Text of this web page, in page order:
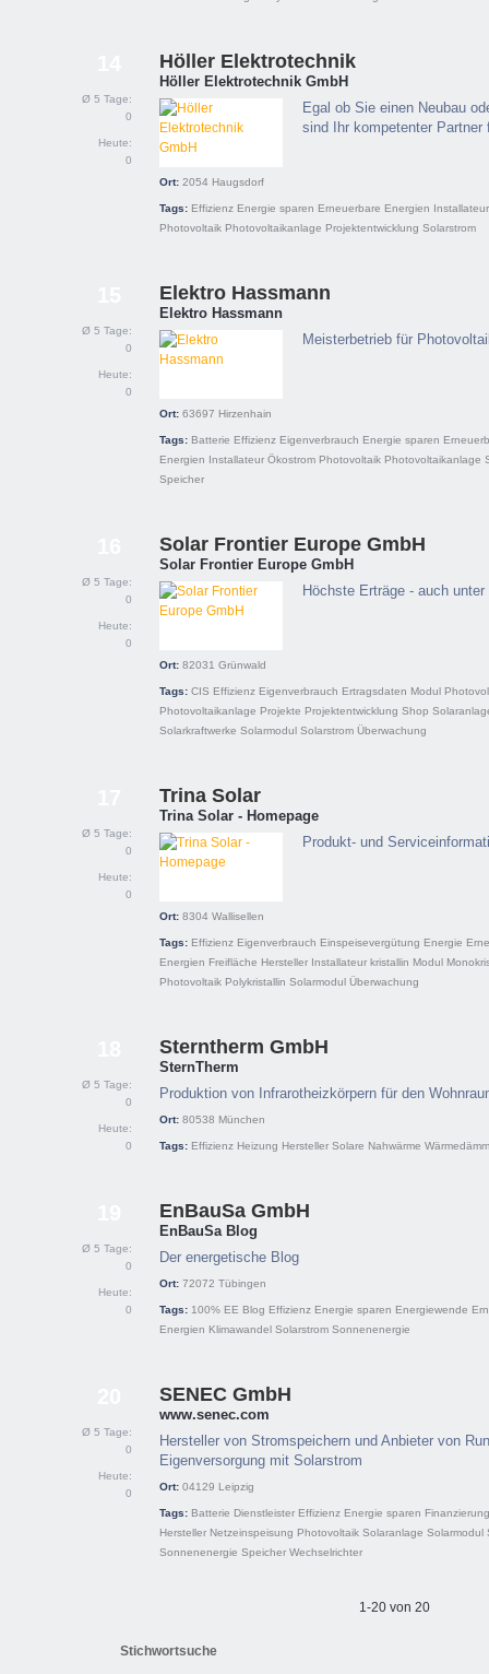
Ø 5 Tage:
0
Heute:
0
Höller Elektrotechnik
Höller Elektrotechnik GmbH
Egal ob Sie einen Neubau
sind Ihr kompetenter
Ort: 2054 Haugsdorf
Tags: Effizienz Energie sparen Erneuerbare Energien Installateur
Photovoltaik Photovoltaikanlage Projektentwicklung Solarstrom
Ø 5 Tage:
0
Heute:
0
Elektro Hassmann
Elektro Hassmann
Meisterbetrieb für
Ort: 63697 Hirzenhain
Tags: Batterie Effizienz Eigenverbrauch Energie sparen
Energien Installateur Ökostrom Photovoltaik Photovoltaikanlage
Speicher
Ø 5 Tage:
0
Heute:
0
Solar Frontier Europe GmbH
Solar Frontier Europe GmbH
Höchste Erträge - auch
Ort: 82031 Grünwald
Tags: CIS Effizienz Eigenverbrauch Ertragsdaten Modul
Photovoltaikanlage Projekte Projektentwicklung Shop
Solarkraftwerke Solarmodul Solarstrom Überwachung
Ø 5 Tage:
0
Heute:
0
Trina Solar
Trina Solar - Homepage
Produkt- und
Ort: 8304 Wallisellen
Tags: Effizienz Eigenverbrauch Einspeisevergütung Energie
Energien Freifläche Hersteller Installateur kristallin Modul
Photovoltaik Polykristallin Solarmodul Überwachung
Ø 5 Tage:
0
Heute:
0
Sterntherm GmbH
SternTherm
Produktion von Infrarotheizkörpern für den
Ort: 80538 München
Tags: Effizienz Heizung Hersteller Solare Nahwärme
Ø 5 Tage:
0
Heute:
0
EnBauSa GmbH
EnBauSa Blog
Der energetische Blog
Ort: 72072 Tübingen
Tags: 100% EE Blog Effizienz Energie sparen Energiewende
Energien Klimawandel Solarstrom Sonnenenergie
Ø 5 Tage:
0
Heute:
0
SENEC GmbH
www.senec.com
Hersteller von Stromspeichern und Anbieter von
Eigenversorgung mit Solarstrom
Ort: 04129 Leipzig
Tags: Batterie Dienstleister Effizienz Energie sparen Finanzierung
Hersteller Netzeinspeisung Photovoltaik Solaranlage Solarmodul
Sonnenenergie Speicher Wechselrichter
1-20 von 20
Stichwortsuche